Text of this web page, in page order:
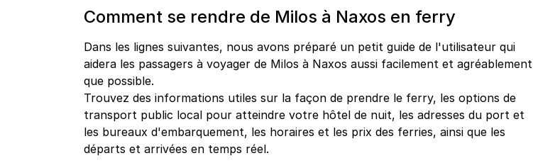
Comment se rendre de Milos à Naxos en ferry
Dans les lignes suivantes, nous avons préparé un petit guide de l'utilisateur qui
aidera les passagers à voyager de Milos à Naxos aussi facilement et agréablement
que possible.
Trouvez des informations utiles sur la façon de prendre le ferry, les options de
transport public local pour atteindre votre hôtel de nuit, les adresses du port et
les bureaux d'embarquement, les horaires et les prix des ferries, ainsi que les
départs et arrivées en temps réel.